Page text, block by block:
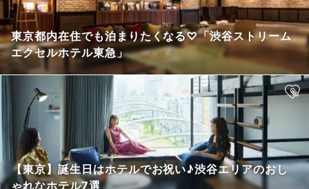
東京都内在住でも泊まりたくなる♡「渋谷ストリーム
エクセルホテル東急」
【東京】誕生日はホテルでお祝い♪渋谷エリアのおし
ゃれなホテル7選